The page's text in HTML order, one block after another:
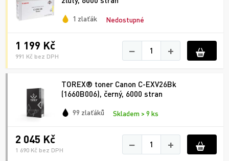
1 zlaťák Nedostupné
1 199 Kč
991 Kč bez DPH − +
TOREX® toner Canon C-EXV26Bk
(1660B006), černý, 6000 stran
99 zlaťáků Skladem > 9 ks
2 045 Kč
1 690 Kč bez DPH − +